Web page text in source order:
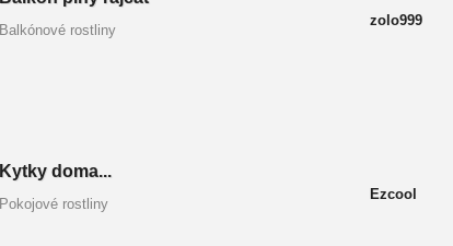
Balkónové rostliny
zolo999
Kytky doma...
Pokojové rostliny
Ezcool